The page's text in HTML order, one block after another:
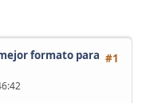
#1
formato para